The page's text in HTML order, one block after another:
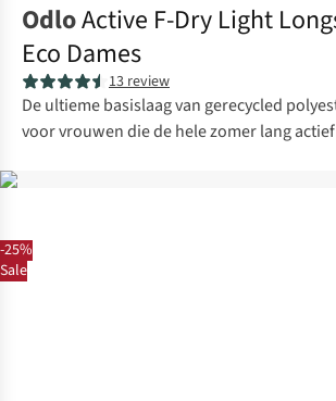
-25%
Sale
OdloActive F-Dry Light
Eco Dames
13 review
De ultieme basislaag van gerecycled
voor vrouwen die de hele zomer lang